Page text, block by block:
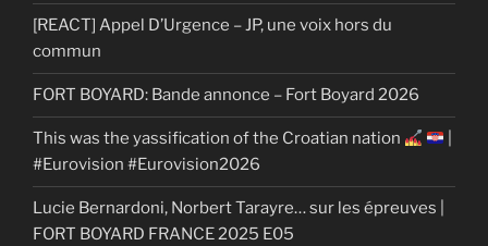
[REACT] Appel D’Urgence – JP, une voix hors du
commun
FORT BOYARD: Bande annonce – Fort Boyard 2026
This was the yassification of the Croatian nation
#Eurovision #Eurovision2026
Lucie Bernardoni, Norbert Tarayre… sur les épreuves |
FORT BOYARD FRANCE 2025 E05